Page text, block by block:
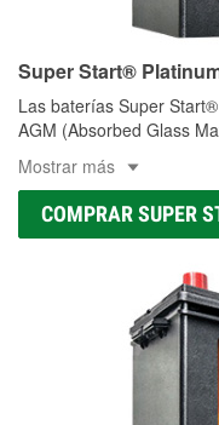
Super Start®
Las baterías Super
AGM (Absorbed Glass
Mostrar más
COMPRAR SUPER